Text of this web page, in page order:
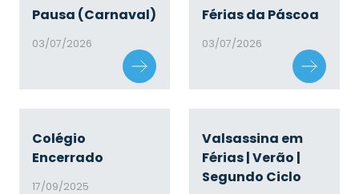
Pausa (Carnaval)
03/07/2026
Férias da Páscoa
03/07/2026
Colégio
Encerrado
17/09/2025
Valsassina em
Férias | Verão |
Segundo Ciclo